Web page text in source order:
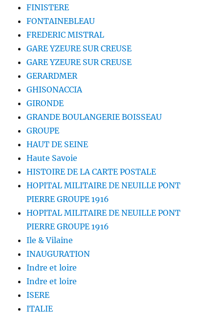
FINISTERE
FONTAINEBLEAU
FREDERIC MISTRAL
GARE YZEURE SUR CREUSE
GARE YZEURE SUR CREUSE
GERARDMER
GHISONACCIA
GIRONDE
GRANDE BOULANGERIE BOISSEAU
GROUPE
HAUT DE SEINE
Haute Savoie
HISTOIRE DE LA CARTE POSTALE
HOPITAL MILITAIRE DE NEUILLE PONT
PIERRE GROUPE 1916
HOPITAL MILITAIRE DE NEUILLE PONT
PIERRE GROUPE 1916
Ile & Vilaine
INAUGURATION
Indre et loire
Indre et loire
ISERE
ITALIE